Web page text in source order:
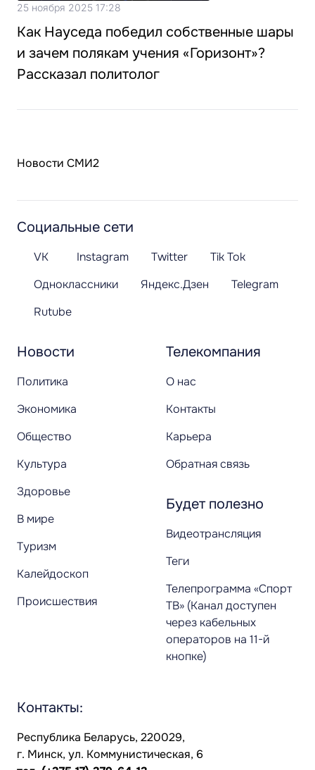
25 ноября 2025 17:28
Как Науседа победил собственные шары
и зачем полякам учения «Горизонт»?
Рассказал политолог
Новости СМИ2
Новости
Политика
Экономика
Общество
Культура
Здоровье
В мире
Туризм
Калейдоскоп
Происшествия
Телекомпания
О нас
Контакты
Карьера
Обратная связь
Будет полезно
Видеотрансляция
Теги
Телепрограмма «Спорт
ТВ» (Канал доступен
через кабельных
операторов на 11-й
кнопке)
Социальные сети
VK Instagram Twitter
Tik Tok
Одноклассники
Яндекс.Дзен
Telegram
Rutube
Контакты:
Республика Беларусь, 220029,
г. Минск, ул. Коммунистическая, 6